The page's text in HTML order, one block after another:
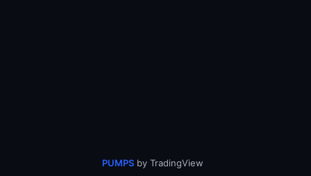
PUMPS by TradingView